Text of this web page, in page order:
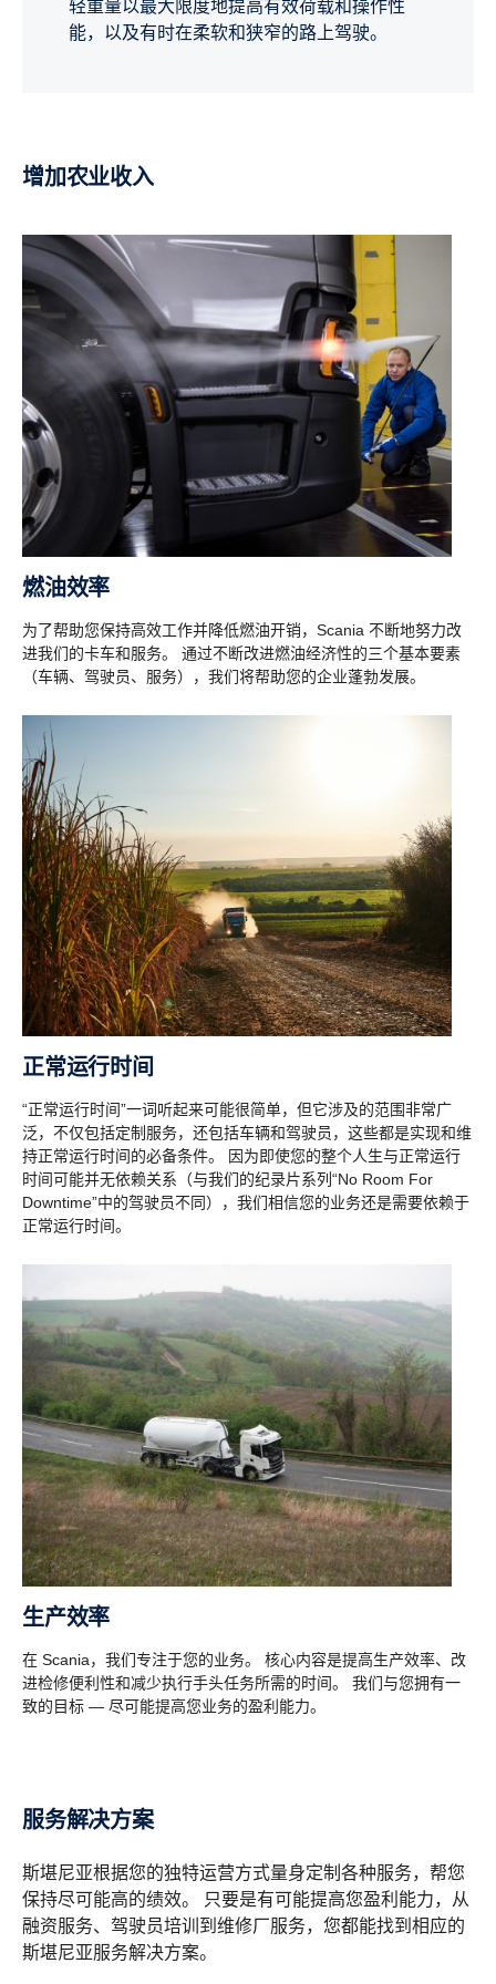
轻重量以最大限度地提高有效荷载和操作性
能，以及有时在柔软和狭窄的路上驾驶。
增加农业收入
燃油效率
为了帮助您保持高效工作并降低燃油开销，Scania 不断地努力改
进我们的卡车和服务。 通过不断改进燃油经济性的三个基本要素
（车辆、驾驶员、服务），我们将帮助您的企业蓬勃发展。
正常运行时间
“正常运行时间”一词听起来可能很简单，但它涉及的范围非常广
泛，不仅包括定制服务，还包括车辆和驾驶员，这些都是实现和维
持正常运行时间的必备条件。 因为即使您的整个人生与正常运行
时间可能并无依赖关系（与我们的纪录片系列“No Room For
Downtime”中的驾驶员不同），我们相信您的业务还是需要依赖于
正常运行时间。
生产效率
在 Scania，我们专注于您的业务。 核心内容是提高生产效率、改
进检修便利性和减少执行手头任务所需的时间。 我们与您拥有一
致的目标 — 尽可能提高您业务的盈利能力。
服务解决方案
斯堪尼亚根据您的独特运营方式量身定制各种服务，帮您
保持尽可能高的绩效。 只要是有可能提高您盈利能力，从
融资服务、驾驶员培训到维修厂服务，您都能找到相应的
斯堪尼亚服务解决方案。